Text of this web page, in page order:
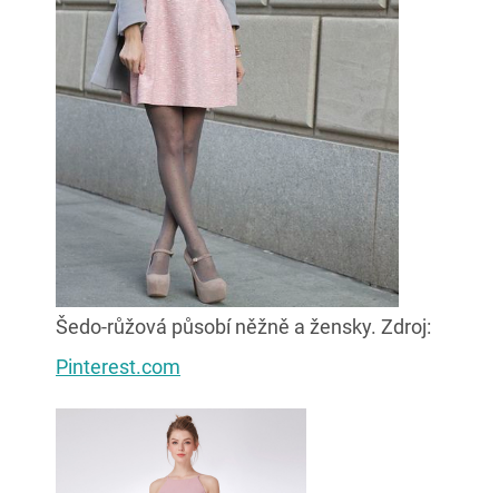
Šedo-růžová působí něžně a žensky. Zdroj:
Pinterest.com